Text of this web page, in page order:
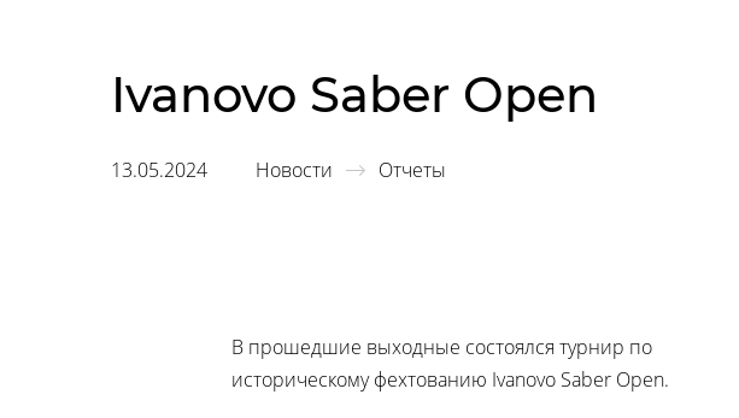
Ivanovo Saber Open
13.05.2024 Новости Отчеты
В прошедшие выходные состоялся турнир по
историческому фехтованию Ivanovo Saber Open.